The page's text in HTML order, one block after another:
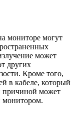
мониторе могут
может
других
Кроме того,
в кабеле, который
причиной может
монитором.